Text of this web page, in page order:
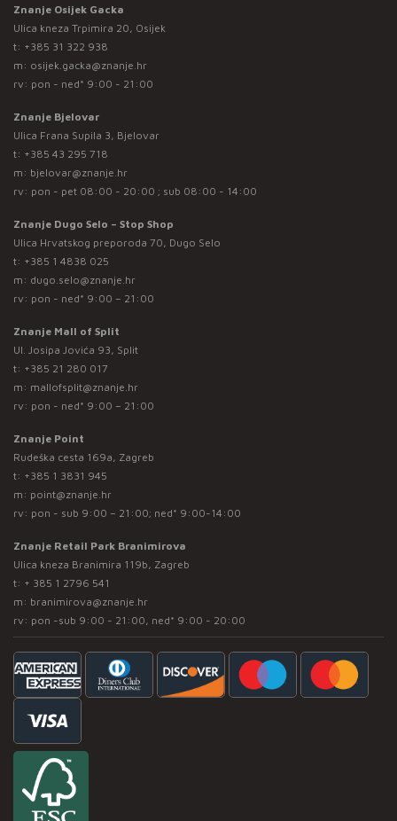
Znanje Osijek Gacka
Ulica kneza Trpimira 20, Osijek
t: +385 31 322 938
m: osijek.gacka@znanje.hr
rv: pon - ned* 9:00 - 21:00
Znanje Bjelovar
Ulica Frana Supila 3, Bjelovar
t: +385 43 295 718
m: bjelovar@znanje.hr
rv: pon - pet 08:00 - 20:00 ; sub 08:00 - 14:00
Znanje Dugo Selo – Stop Shop
Ulica Hrvatskog preporoda 70, Dugo Selo
t: +385 1 4838 025
m: dugo.selo@znanje.hr
rv: pon - ned* 9:00 – 21:00
Znanje Mall of Split
Ul. Josipa Jovića 93, Split
t: +385 21 280 017
m: mallofsplit@znanje.hr
rv: pon - ned* 9:00 – 21:00
Znanje Point
Rudeška cesta 169a, Zagreb
t: +385 1 3831 945
m: point@znanje.hr
rv: pon - sub 9:00 – 21:00; ned* 9:00-14:00
Znanje Retail Park Branimirova
Ulica kneza Branimira 119b, Zagreb
t: + 385 1 2796 541
m: branimirova@znanje.hr
rv: pon -sub 9:00 - 21:00, ned* 9:00 - 20:00